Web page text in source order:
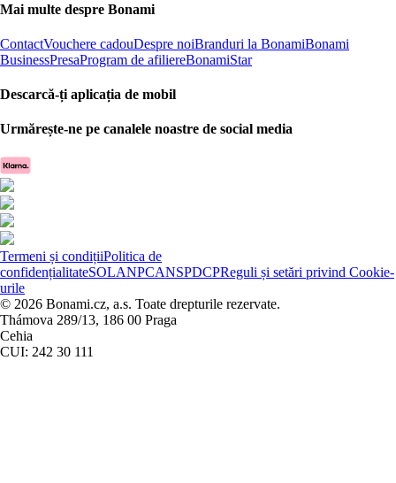
Mai multe despre Bonami
ContactVouchere cadouDespre noiBranduri la BonamiBonami
BusinessPresaProgram de afiliereBonamiStar
Descarcă-ți aplicația de mobil
Urmărește-ne pe canalele noastre de social media
Termeni și condițiiPolitica de
confidențialitateSOLANPCANSPDCPReguli și setări privind Cookie-
urile
© 2026 Bonami.cz, a.s. Toate drepturile rezervate.
Thámova 289/13, 186 00 Praga
Cehia
CUI: 242 30 111